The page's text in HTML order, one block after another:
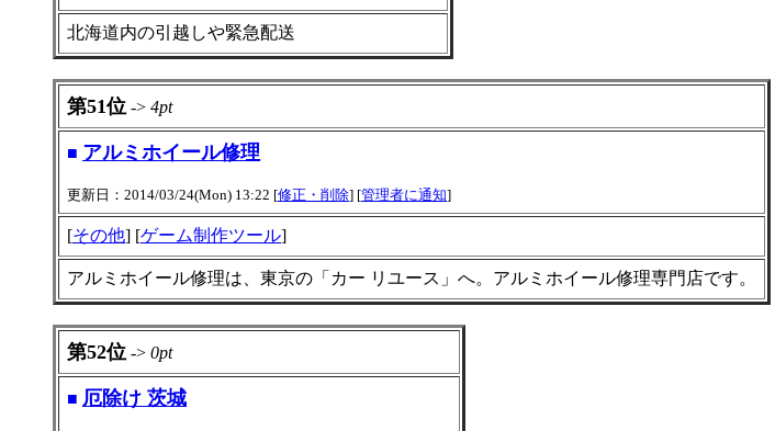
北海道内の引越しや緊急配送
第51位 -> 4pt
■ アルミホイール修理
更新日：2014/03/24(Mon) 13:22 [修正・削除] [管理者に通知]
[その他] [ゲーム制作ツール]
アルミホイール修理は、東京の「カー リユース」へ。アルミホイール修理専門店です。
第52位 -> 0pt
■ 厄除け 茨城